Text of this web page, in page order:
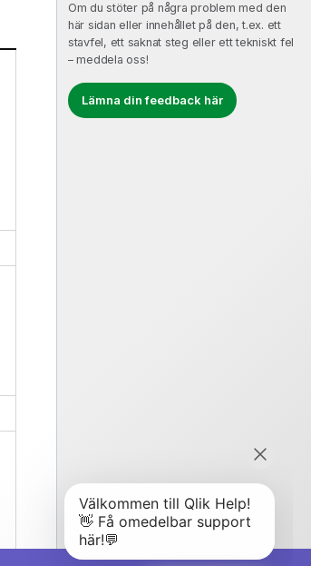
Om du stöter på några problem med den
här sidan eller innehållet på den, t.ex. ett
stavfel, ett saknat steg eller ett tekniskt fel
– meddela oss!
Lämna din feedback här